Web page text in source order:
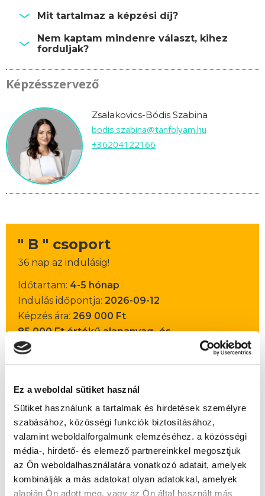
Ez a weboldal sütiket használ
Sütiket használunk a tartalmak és hirdetések személyre
szabásához, közösségi funkciók biztosításához,
valamint weboldalforgalmunk elemzéséhez. a közösségi
média-, hirdető- és elemező partnereinkkel megosztjuk
az Ön weboldalhasználatára vonatkozó adatait, amelyek
kombinálják a más adatokat olyan adatokkal, amelyek
alapján Ön adott meg, vagy az Ön által használt más
Mit tartalmaz a képzési díj?
Nem kaptam mindenre választ, kihez
forduljak?
Képzésszervező
Zsalakovics-Bódis Szabina
bodis.szabina@tanfolyam.hu
+36204122166
" B " csoport
36 nap az indulásig!
Időtartam: 4-5 hónap
Indulás időpontja: 2026-09-12
Képzés ára: 269 000 Ft
85.000 Ft értékű alapanyag- és
eszközkészlettel, csiszológéppel!
Házi vizsga díja:
Lehet még jelentkezni?Igen
Jelentkezem!
Végezd elPedikűr tanfolyam -